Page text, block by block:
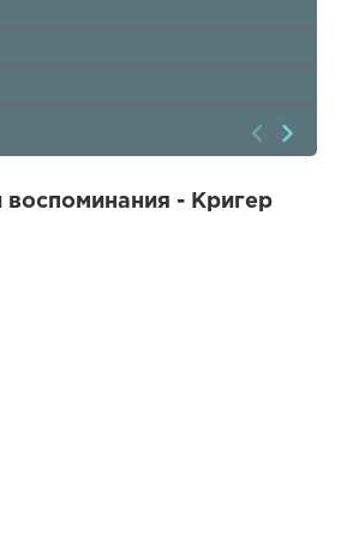
- Кригер